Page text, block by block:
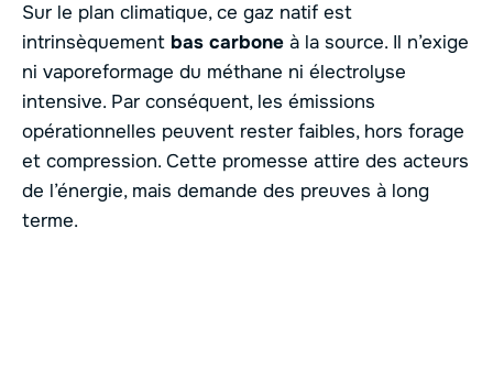
Sur le plan climatique, ce gaz natif est
intrinsèquement bas carbone à la source. Il n’exige
ni vaporeformage du méthane ni électrolyse
intensive. Par conséquent, les émissions
opérationnelles peuvent rester faibles, hors forage
et compression. Cette promesse attire des acteurs
de l’énergie, mais demande des preuves à long
terme.